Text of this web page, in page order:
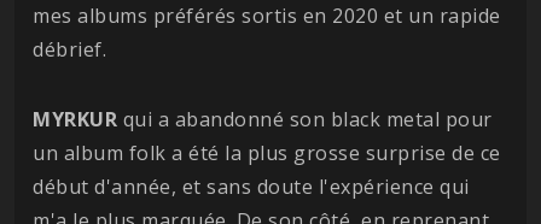
mes albums préférés sortis en 2020 et un rapide
débrief.
MYRKUR qui a abandonné son black metal pour
un album folk a été la plus grosse surprise de ce
début d'année, et sans doute l'expérience qui